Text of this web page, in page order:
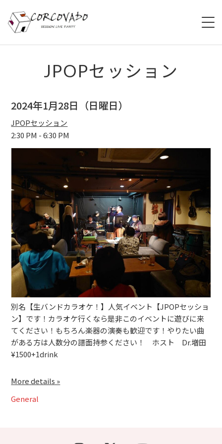
SCHEDULE
MENU
ACCESS
CONTACT
ブッキングライブ出演者募集！！
楽器機材等
初心者POPS
JPOPセッション
2024年1月28日（日曜日）
JPOPセッション
2:30 PM - 6:30 PM
別名【生バンドカラオケ！】人気イベント【JPOPセッショ
ン】です！カラオケ行くなら是非このイベントに遊びに来
てください！もちろん楽器の演奏も歓迎です！やりたい曲
がある方は人数分の譜面持参ください！ ホスト Dr.増田
¥1500+1drink
More details »
General